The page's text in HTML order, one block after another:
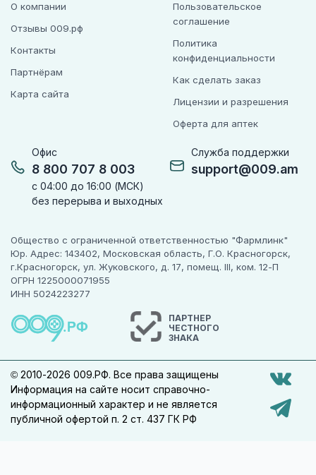
Офис
8 800 707 8 003
с 04:00 до 16:00 (МСК)
без перерыва и выходных
Служба поддержки
support@009.am
О компании
Отзывы 009.рф
Контакты
Партнёрам
Карта сайта
Пользовательское
соглашение
Политика
конфиденциальности
Как сделать заказ
Лицензии и разрешения
Оферта для аптек
Общество с ограниченной ответственностью "Фармлинк"
Юр. Адрес: 143402, Московская область, Г.О. Красногорск,
г.Красногорск, ул. Жуковского, д. 17, помещ. III, ком. 12-П
ОГРН 1225000071955
ИНН 5024223277
ПАРТНЕР
ЧЕСТНОГО
ЗНАКА
© 2010-2026 009.РФ. Все права защищены
Информация на сайте носит справочно-
информационный характер и не является
публичной офертой п. 2 ст. 437 ГК РФ